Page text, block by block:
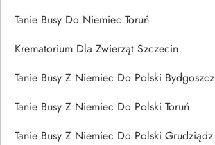
Tanie Busy Do Niemiec Toruń
Krematorium Dla Zwierząt Szczecin
Tanie Busy Z Niemiec Do Polski Bydgoszcz
Tanie Busy Z Niemiec Do Polski Toruń
Tanie Busy Z Niemiec Do Polski Grudziądz